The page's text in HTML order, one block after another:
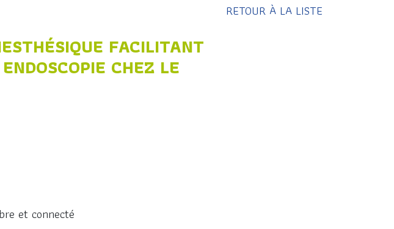
RETOUR À LA LISTE
FACILITANT
CHEZ LE
et connecté